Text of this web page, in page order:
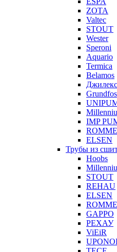
ZOTA
Valtec
STOUT
Wester
Speroni
Aquario
Termica
Belamos
Джилекс
Grundfos
IMP
ELSEN
Трубы из
Hoobs
STOUT
REHAU
ELSEN
GAPPO
РЕХАУ
ViEiR